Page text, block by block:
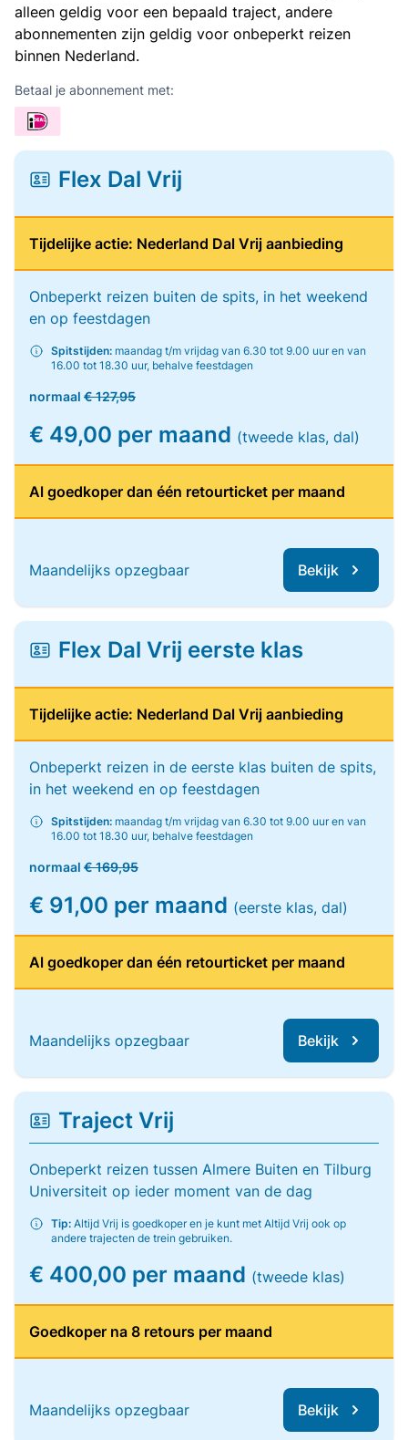
alleen geldig voor een bepaald traject, andere
abonnementen zijn geldig voor onbeperkt reizen
binnen Nederland.
Betaal je abonnement met:
Flex Dal Vrij
Tijdelijke actie: Nederland Dal Vrij aanbieding
Onbeperkt reizen buiten de spits, in het weekend
en op feestdagen
Spitstijden: maandag t/m vrijdag van 6.30 tot 9.00 uur en van
16.00 tot 18.30 uur, behalve feestdagen
normaal € 127,95
€ 49,00 per maand (tweede klas, dal)
Al goedkoper dan één retourticket per maand
Maandelijks opzegbaar Bekijk
Flex Dal Vrij eerste klas
Tijdelijke actie: Nederland Dal Vrij aanbieding
Onbeperkt reizen in de eerste klas buiten de spits,
in het weekend en op feestdagen
Spitstijden: maandag t/m vrijdag van 6.30 tot 9.00 uur en van
16.00 tot 18.30 uur, behalve feestdagen
normaal € 169,95
€ 91,00 per maand (eerste klas, dal)
Al goedkoper dan één retourticket per maand
Maandelijks opzegbaar Bekijk
Traject Vrij
Onbeperkt reizen tussen Almere Buiten en Tilburg
Universiteit op ieder moment van de dag
Tip: Altijd Vrij is goedkoper en je kunt met Altijd Vrij ook op
andere trajecten de trein gebruiken.
€ 400,00 per maand (tweede klas)
Goedkoper na 8 retours per maand
Maandelijks opzegbaar Bekijk